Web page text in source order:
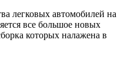
легковых автомобилей на
все большое новых
которых налажена в